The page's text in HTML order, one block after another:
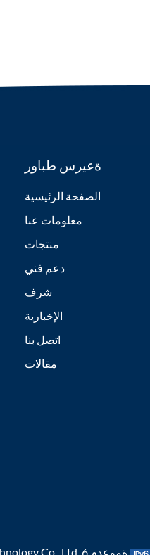
ةعيرس طباور
الصفحة الرئيسية
معلومات عنا
منتجات
دعم فني
شرف
الإخبارية
اتصل بنا
مقالات